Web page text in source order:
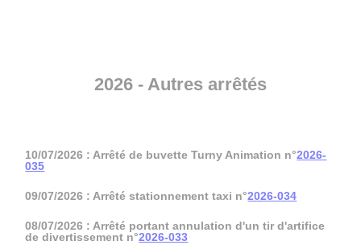
2026 - Autres arrêtés
10/07/2026 : Arrêté de buvette Turny Animation n°2026-
035
09/07/2026 : Arrêté stationnement taxi n°2026-034
08/07/2026 : Arrêté portant annulation d'un tir d'artifice
de divertissement n°2026-033